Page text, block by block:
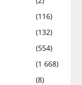
(116)
(132)
(554)
(1 668)
(8)